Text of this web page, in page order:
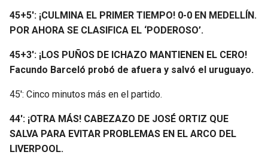
45+5′: ¡CULMINA EL PRIMER TIEMPO! 0-0 EN MEDELLÍN.
POR AHORA SE CLASIFICA EL ‘PODEROSO’.
45+3′: ¡LOS PUÑOS DE ICHAZO MANTIENEN EL CERO!
Facundo Barceló probó de afuera y salvó el uruguayo.
45′: Cinco minutos más en el partido.
44′: ¡OTRA MÁS! CABEZAZO DE JOSÉ ORTIZ QUE
SALVA PARA EVITAR PROBLEMAS EN EL ARCO DEL
LIVERPOOL.